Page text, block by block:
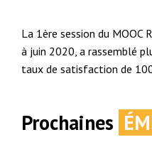
La 1ère session du MOOC
à juin 2020, a rassemblé
taux de satisfaction de
Prochaines